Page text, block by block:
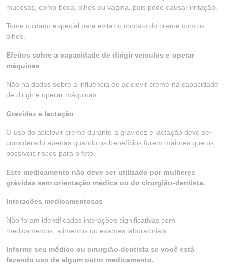
mucosas, como boca, olhos ou vagina, pois pode causar irritação.
Tome cuidado especial para evitar o contato do creme com os
olhos.
Efeitos sobre a capacidade de dirigir veículos e operar
máquinas
Não há dados sobre a influência do aciclovir creme na capacidade
de dirigir e operar máquinas.
Gravidez e lactação
O uso do aciclovir creme durante a gravidez e lactação deve ser
considerado apenas quando os benefícios forem maiores que os
possíveis riscos para o feto.
Este medicamento não deve ser utilizado por mulheres
grávidas sem orientação médica ou do cirurgião-dentista.
Interações medicamentosas
Não foram identificadas interações significativas com
medicamentos, alimentos ou exames laboratoriais.
Informe seu médico ou cirurgião-dentista se você está
fazendo uso de algum outro medicamento.